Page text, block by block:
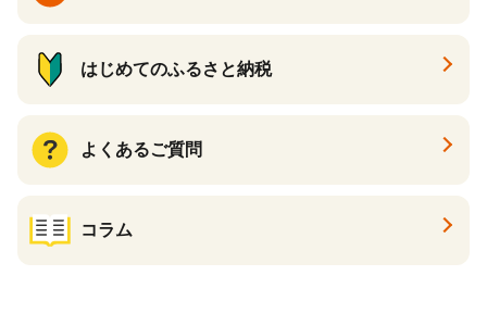
はじめてのふるさと納税
よくあるご質問
コラム